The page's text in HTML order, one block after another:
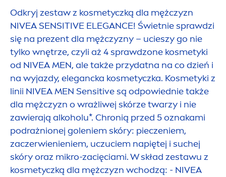
Odkryj zestaw z kosmetyczką dla mężczyzn
NIVEASENSITIVE ELEGANCE! Świetnie sprawdzi
się na prezent dla mężczyzny – ucieszy go nie
tylko wnętrze, czyli aż 4 sprawdzone kosmetyki
od NIVEAMEN, ale także przydatna na co dzień i
na wyjazdy, elegancka kosmetyczka. Kosmetyki z
linii NIVEAMEN Sensitivesą odpowiednie także
dla mężczyzn o wrażliwej skórze twarzy i nie
zawierają alkoholu*. Chronią przed 5 oznakami
podrażnionej goleniem skóry: pieczeniem,
zaczerwienieniem, uczuciem napiętej i suchej
skóry oraz mikro-zacięciami. W skład zestawu z
kosmetyczką dla mężczyzn wchodzą: - NIVEA